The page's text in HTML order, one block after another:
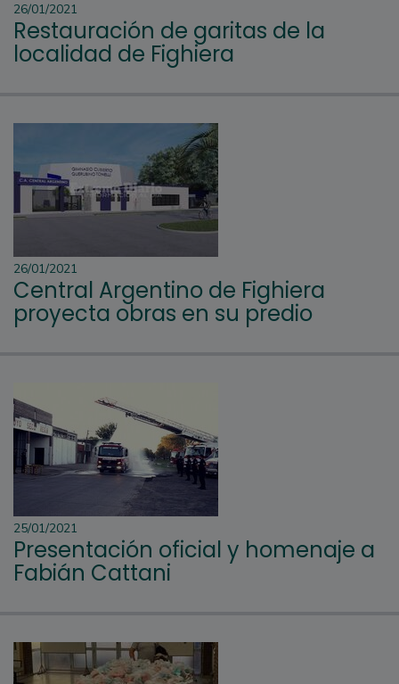
26/01/2021
Restauración de garitas de la
localidad de Fighiera
26/01/2021
Central Argentino de Fighiera
proyecta obras en su predio
25/01/2021
Presentación oficial y homenaje a
Fabián Cattani